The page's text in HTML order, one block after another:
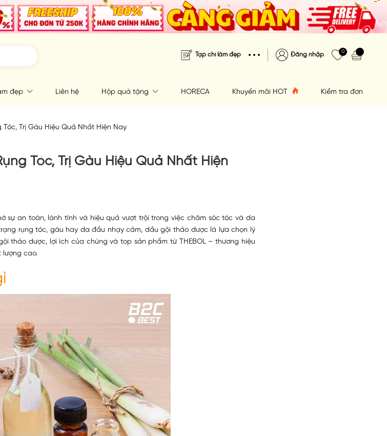
Tạp chí làm đẹp Đăng nhập 0
đẹp Liên hệ Hộp quà tặng HORECA Khuyến mãi HOT Kiểm tra đơn hàng
Trị Gàu Hiệu Quả Nhất Hiện Nay
Tóc, Trị Gàu Hiệu Quả Nhất Hiện
sự an toàn, lành tính và hiệu quả vượt trội trong việc chăm sóc tóc và da
rụng tóc, gàu hay da đầu nhạy cảm, dầu gội thảo dược là lựa chọn lý
thảo dược, lợi ích của chúng và top sản phẩm từ THEBOL – thương hiệu
lượng cao.